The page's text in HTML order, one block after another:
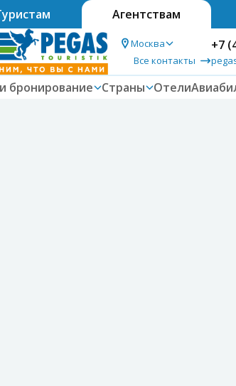
Агентствам
Москва
Все контакты
+7
бронирование Страны Отели